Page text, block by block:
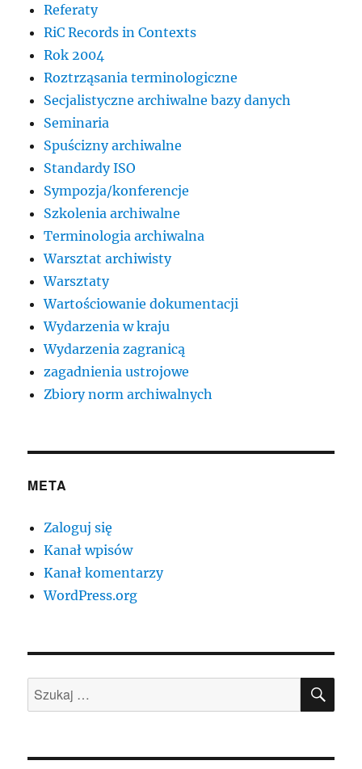
Referaty
RiC Records in Contexts
Rok 2004
Roztrząsania terminologiczne
Secjalistyczne archiwalne bazy danych
Seminaria
Spuścizny archiwalne
Standardy ISO
Sympozja/konferencje
Szkolenia archiwalne
Terminologia archiwalna
Warsztat archiwisty
Warsztaty
Wartościowanie dokumentacji
Wydarzenia w kraju
Wydarzenia zagranicą
zagadnienia ustrojowe
Zbiory norm archiwalnych
META
Zaloguj się
Kanał wpisów
Kanał komentarzy
WordPress.org
Szukaj: